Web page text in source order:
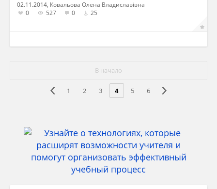
02.11.2014, Ковальова Олена Владиславівна
0
527 0 25
В начало
1 2 3 4 5 6